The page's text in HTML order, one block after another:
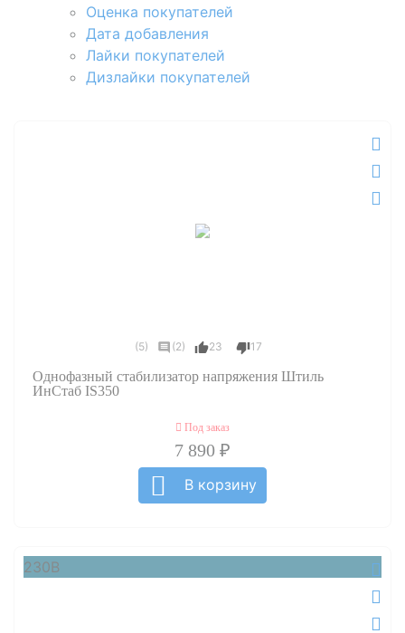
Оценка покупателей
Дата добавления
Лайки покупателей
Дизлайки покупателей
(5) (2) 23 17
Однофазный стабилизатор напряжения Штиль
ИнСтаб IS350
Под заказ
7 890 ₽
В корзину
230В